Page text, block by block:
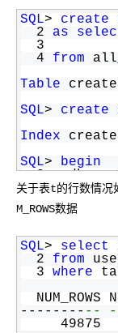
|   0 |
|*  1 |
|   2 |
|   3 | TABLE
Predicate
1 -
Note
- dynamic
SQL>
SQL> create
  2
as
3
  4
from
Table
SQL> create
Index
SQL> begin
2
3
end
  5  /
PL/SQL
关于表t的行数情况
M_ROWS数据
SQL> select
  2
from
  3
where
NUM_ROWS
-------- --